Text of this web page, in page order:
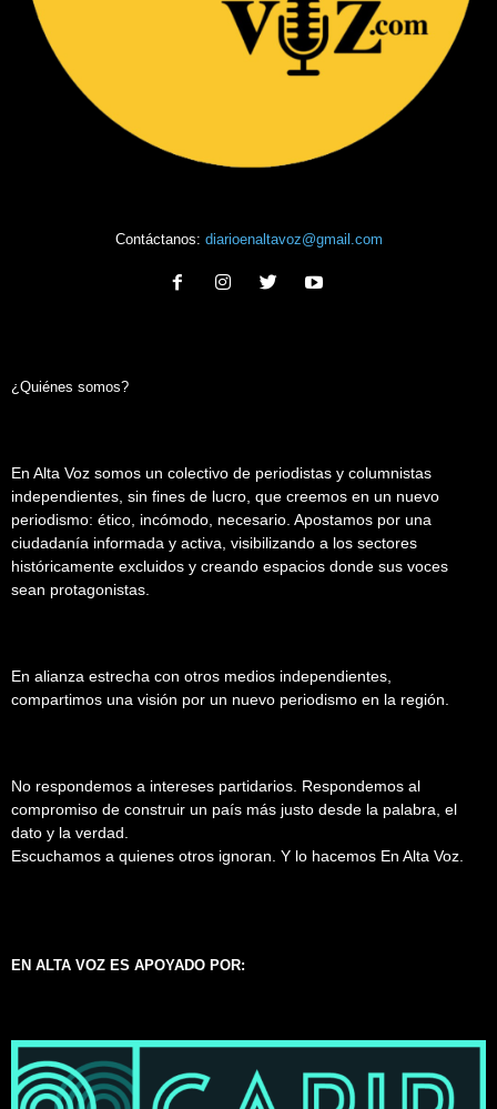
Contáctanos: diarioenaltavoz@gmail.com
¿Quiénes somos?
En Alta Voz somos un colectivo de periodistas y columnistas
independientes, sin fines de lucro, que creemos en un nuevo
periodismo: ético, incómodo, necesario. Apostamos por una
ciudadanía informada y activa, visibilizando a los sectores
históricamente excluidos y creando espacios donde sus voces
sean protagonistas.
En alianza estrecha con otros medios independientes,
compartimos una visión por un nuevo periodismo en la región.
No respondemos a intereses partidarios. Respondemos al
compromiso de construir un país más justo desde la palabra, el
dato y la verdad.
Escuchamos a quienes otros ignoran. Y lo hacemos En Alta Voz.
EN ALTA VOZ ES APOYADO POR: